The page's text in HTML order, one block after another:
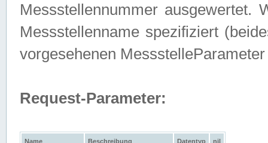
Messstellennummer ausgewertet.
Messstellenname spezifiziert
vorgesehenen
Request-Parameter:
Name Beschreibung Datentyp nil